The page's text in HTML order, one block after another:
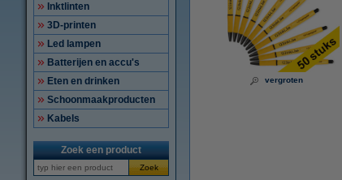
Inktlinten
3D-printen
Led lampen
Batterijen en accu's
Eten en drinken
Schoonmaakproducten
Kabels
Zoek een product
Zoek
vergroten